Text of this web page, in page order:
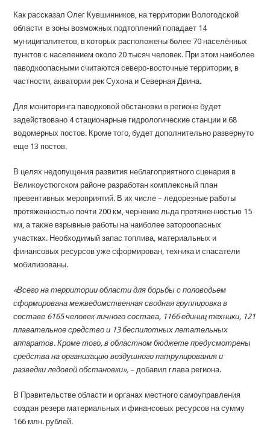
Как рассказал Олег Кувшинников, на территории Вологодской
области в зоны возможных подтоплений попадает 14
муниципалитетов, в которых расположены более 70 населённых
пунктов с населением около 20 тысяч человек. При этом наиболее
паводкоопасными считаются северо-восточные территории, в
частности, акватории рек Сухона и Северная Двина.
Для мониторинга паводковой обстановки в регионе будет
задействовано 4 стационарные гидрологические станции и 68
водомерных постов. Кроме того, будет дополнительно развернуто
еще 13 постов.
В целях недопущения развития неблагоприятного сценария в
Великоустюгском районе разработан комплексный план
превентивных мероприятий. В их числе – ледорезные работы
протяженностью почти 200 км, чернение льда протяженностью 15
км, а также взрывные работы на наиболее затороопасных
участках. Необходимый запас топлива, материальных и
финансовых ресурсов уже сформирован, техника и спасатели
мобилизованы.
«Всего на территории области для борьбы с половодьем
сформирована межведомственная сводная группировка в
составе 6165 человек личного состава, 1166 единиц техники, 121
плавательное средство и 13 беспилотных летательных
аппаратов. Кроме того, в областном бюджете предусмотрены
средства на организацию воздушного патрулирования и
разведки ледовой обстановки», – добавил глава региона.
В Правительстве области и органах местного самоуправления
создан резерв материальных и финансовых ресурсов на сумму
166 млн. рублей.